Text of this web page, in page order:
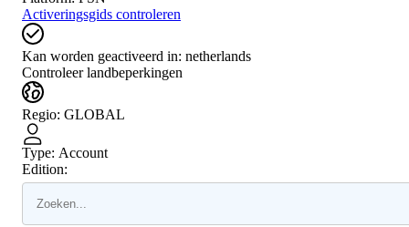
Activeringsgids controleren
Kan worden geactiveerd in: netherlands
Controleer landbeperkingen
Regio: GLOBAL
Type: Account
Edition: